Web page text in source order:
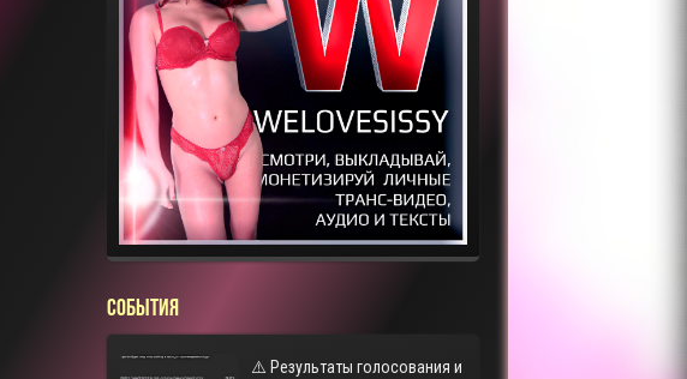
СОБЫТИЯ
⚠️ Результаты голосования и